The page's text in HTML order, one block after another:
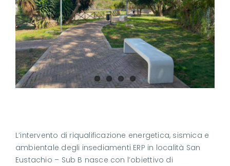
L’intervento di riqualificazione energetica, sismica e
ambientale degli insediamenti ERP in località San
Eustachio – Sub B nasce con l’obiettivo di